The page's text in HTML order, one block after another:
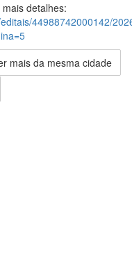
detalhes:
44988742000142/
mais da mesma cidade